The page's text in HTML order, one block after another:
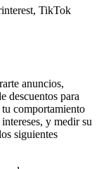
TikTok
anuncios,
descuentos para
comportamiento
y medir su
siguientes